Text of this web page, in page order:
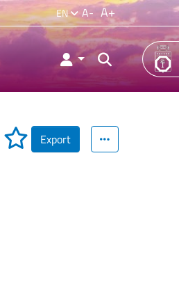
EN A- A+
Export